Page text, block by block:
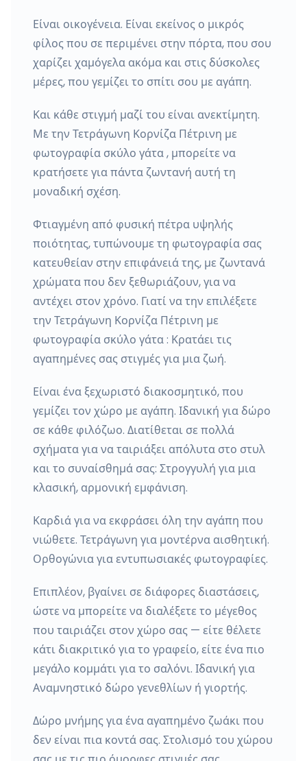
Είναι οικογένεια. Είναι εκείνος ο μικρός
φίλος που σε περιμένει στην πόρτα, που σου
χαρίζει χαμόγελα ακόμα και στις δύσκολες
μέρες, που γεμίζει το σπίτι σου με αγάπη.
Και κάθε στιγμή μαζί του είναι ανεκτίμητη.
Με την Τετράγωνη Κορνίζα Πέτρινη με
φωτογραφία σκύλο γάτα , μπορείτε να
κρατήσετε για πάντα ζωντανή αυτή τη
μοναδική σχέση.
Φτιαγμένη από φυσική πέτρα υψηλής
ποιότητας, τυπώνουμε τη φωτογραφία σας
κατευθείαν στην επιφάνειά της, με ζωντανά
χρώματα που δεν ξεθωριάζουν, για να
αντέχει στον χρόνο. Γιατί να την επιλέξετε
την Τετράγωνη Κορνίζα Πέτρινη με
φωτογραφία σκύλο γάτα : Κρατάει τις
αγαπημένες σας στιγμές για μια ζωή.
Είναι ένα ξεχωριστό διακοσμητικό, που
γεμίζει τον χώρο με αγάπη. Ιδανική για δώρο
σε κάθε φιλόζωο. Διατίθεται σε πολλά
σχήματα για να ταιριάξει απόλυτα στο στυλ
και το συναίσθημά σας: Στρογγυλή για μια
κλασική, αρμονική εμφάνιση.
Καρδιά για να εκφράσει όλη την αγάπη που
νιώθετε. Τετράγωνη για μοντέρνα αισθητική.
Ορθογώνια για εντυπωσιακές φωτογραφίες.
Επιπλέον, βγαίνει σε διάφορες διαστάσεις,
ώστε να μπορείτε να διαλέξετε το μέγεθος
που ταιριάζει στον χώρο σας — είτε θέλετε
κάτι διακριτικό για το γραφείο, είτε ένα πιο
μεγάλο κομμάτι για το σαλόνι. Ιδανική για
Αναμνηστικό δώρο γενεθλίων ή γιορτής.
Δώρο μνήμης για ένα αγαπημένο ζωάκι που
δεν είναι πια κοντά σας. Στολισμό του χώρου